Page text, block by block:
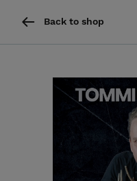
Back to shop